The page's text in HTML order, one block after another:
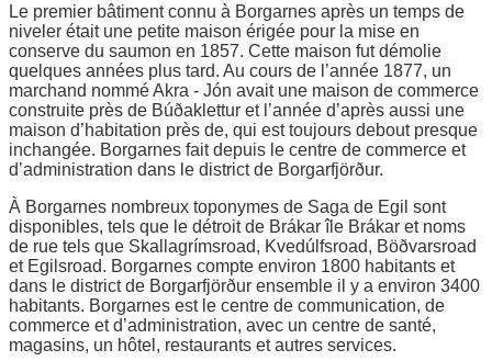
Le premier bâtiment connu à Borgarnes après un temps de
niveler était une petite maison érigée pour la mise en
conserve du saumon en 1857. Cette maison fut démolie
quelques années plus tard. Au cours de l’année 1877, un
marchand nommé Akra - Jón avait une maison de commerce
construite près de Búðaklettur et l’année d’après aussi une
maison d’habitation près de, qui est toujours debout presque
inchangée. Borgarnes fait depuis le centre de commerce et
d’administration dans le district de Borgarfjörður.
À Borgarnes nombreux toponymes de Saga de Egil sont
disponibles, tels que le détroit de Brákar île Brákar et noms
de rue tels que Skallagrímsroad, Kvedúlfsroad, Böðvarsroad
et Egilsroad. Borgarnes compte environ 1800 habitants et
dans le district de Borgarfjörður ensemble il y a environ 3400
habitants. Borgarnes est le centre de communication, de
commerce et d’administration, avec un centre de santé,
magasins, un hôtel, restaurants et autres services.